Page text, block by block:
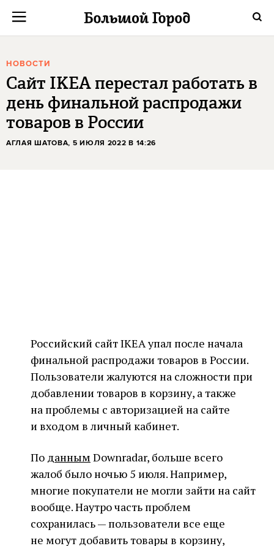
НОВОСТИ
Сайт IKEA перестал работать в
день финальной распродажи
товаров в России
АГЛАЯ ШАТОВА, 5 ИЮЛЯ 2022 В 14:26
Российский сайт IKEA упал после начала
финальной распродажи товаров в России.
Пользователи жалуются на сложности при
добавлении товаров в корзину, а также
на проблемы с авторизацией на сайте
и входом в личный кабинет.
По данным Downradar, больше всего
жалоб было ночью 5 июля. Например,
многие покупатели не могли зайти на сайт
вообще. Наутро часть проблем
сохранилась — пользователи все еще
не могут добавить товары в корзину,